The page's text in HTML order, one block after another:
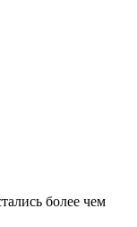
более чем